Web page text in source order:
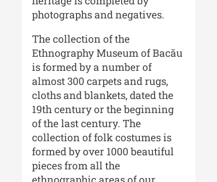
și Conservare-Restaurare a
Patrimoniului - 2021
Buletinul Centrului de Cercetare
și Conservare-Restaurare a
Patrimoniului - 2020
Buletinul Centrului de Cercetare
și Conservare-Restaurare a
Patrimoniului - 2019
Indexul Complet
MediCult - Revista de mediere
culturală
MediCult - Revista de mediere
photographs and negatives.
The collection of the
Ethnography Museum of Bacău
is formed by a number of
almost 300 carpets and rugs,
cloths and blankets, dated the
19th century or the beginning
of the last century. The
collection of folk costumes is
formed by over 1000 beautiful
pieces from all the